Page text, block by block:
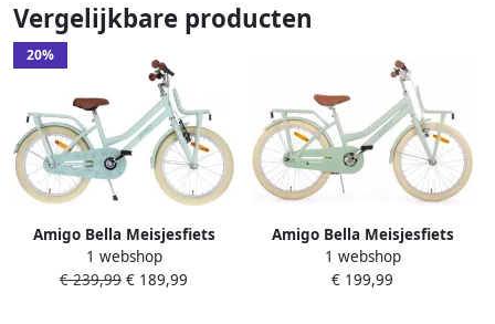
Vergelijkbare producten
20%
Amigo Bella Meisjesfiets
Kinderfiets voor Meisjes- 18
Inch 29 cm Terugtraprem
1 webshop
€ 239,99 € 189,99
Amigo Bella Meisjesfiets
Kinderfiets voor Meisjes 20
Inch Terugtraprem Groen
1 webshop
€ 199,99